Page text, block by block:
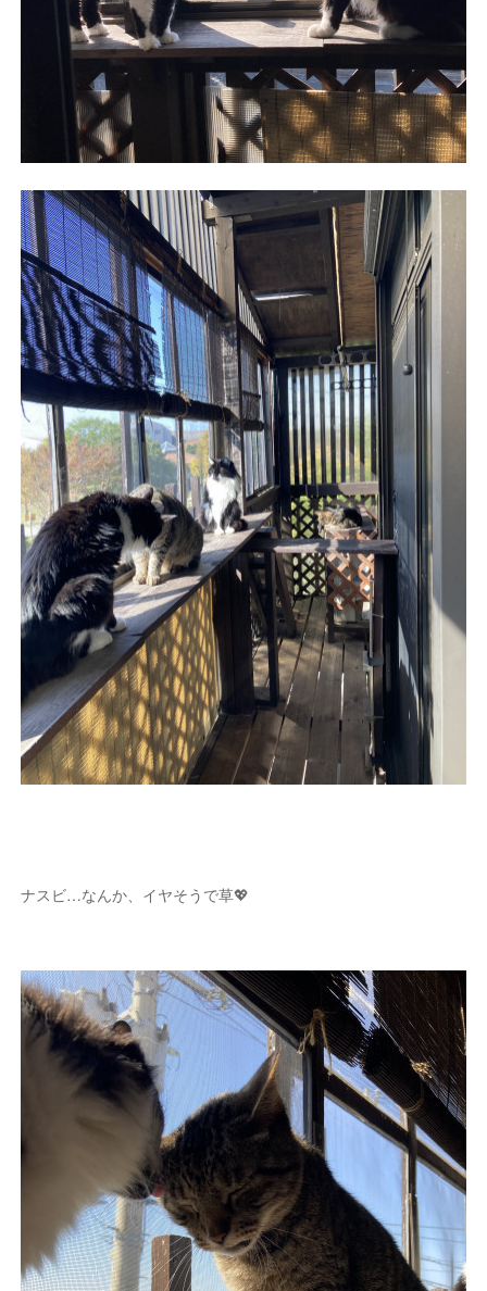
ナスビ…なんか、イヤそうで草💖